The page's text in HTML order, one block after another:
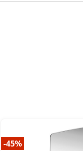
-45%